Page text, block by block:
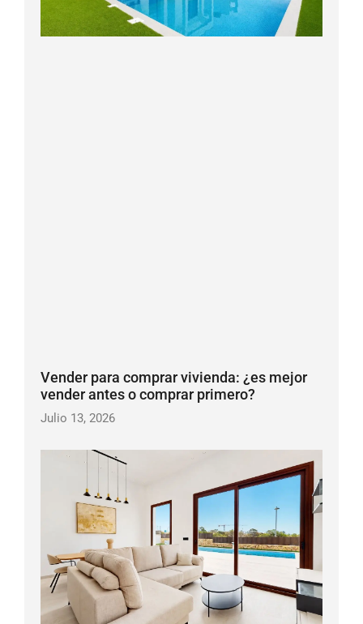
Vender para comprar vivienda: ¿es mejor
vender antes o comprar primero?
Julio 13, 2026